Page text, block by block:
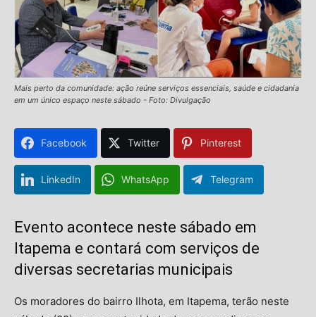
Mais perto da comunidade: ação reúne serviços essenciais, saúde e cidadania
em um único espaço neste sábado - Foto: Divulgação
Facebook Twitter Pinterest
LinkedIn WhatsApp Telegram
Evento acontece neste sábado em
Itapema e contará com serviços de
diversas secretarias municipais
Os moradores do bairro Ilhota, em Itapema, terão neste